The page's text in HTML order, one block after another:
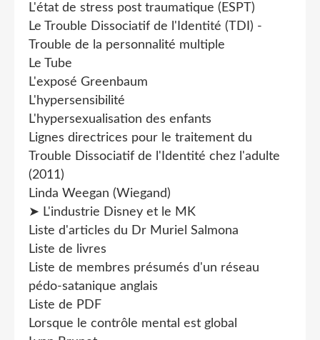
L'état de stress post traumatique (ESPT)
Le Trouble Dissociatif de l'Identité (TDI) -
Trouble de la personnalité multiple
Le Tube
L'exposé Greenbaum
L'hypersensibilité
L'hypersexualisation des enfants
Lignes directrices pour le traitement du
Trouble Dissociatif de l'Identité chez l'adulte
(2011)
Linda Weegan (Wiegand)
➤ L'industrie Disney et le MK
Liste d'articles du Dr Muriel Salmona
Liste de livres
Liste de membres présumés d'un réseau
pédo-satanique anglais
Liste de PDF
Lorsque le contrôle mental est global